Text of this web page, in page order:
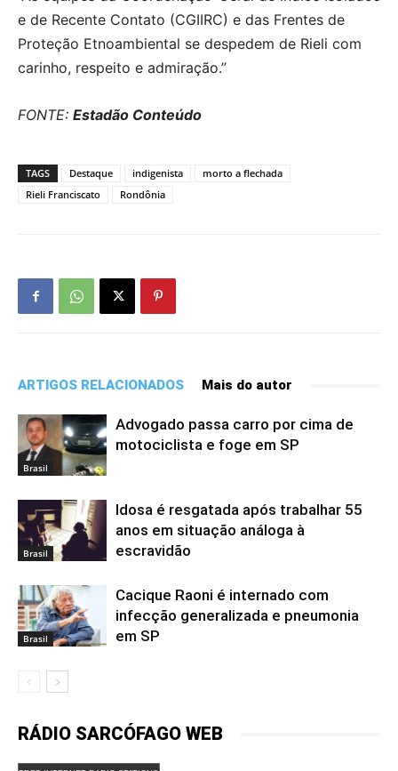
e de Recente Contato (CGIIRC) e das Frentes de
Proteção Etnoambiental se despedem de Rieli com
carinho, respeito e admiração.”
FONTE: Estadão Conteúdo
TAGS Destaque indigenista
morto a flechada
Rieli Franciscato
Rondônia
ARTIGOS RELACIONADOS Mais do autor
Brasil
Advogado passa carro por cima de
motociclista e foge em SP
Brasil
Idosa é resgatada após trabalhar 55
anos em situação análoga à
escravidão
Brasil
Cacique Raoni é internado com
infecção generalizada e pneumonia
em SP
RÁDIO SARCÓFAGO WEB